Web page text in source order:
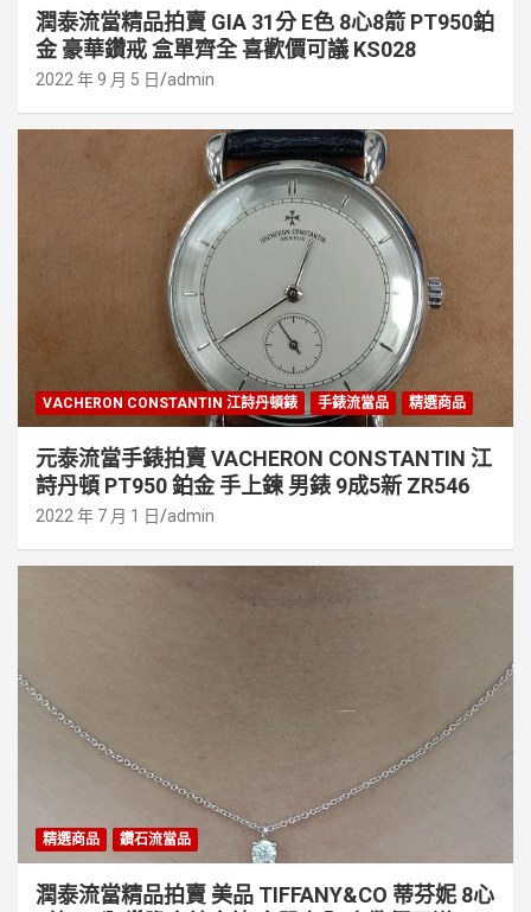
潤泰流當精品拍賣 GIA 31分 E色 8心8箭 PT950鉑
金 豪華鑽戒 盒單齊全 喜歡價可議 KS028
2022 年 9 月 5 日 admin
VACHERON CONSTANTIN 江詩丹頓錶 手錶流當品 精選商品
元泰流當手錶拍賣 VACHERON CONSTANTIN 江
詩丹頓 PT950 鉑金 手上鍊 男錶 9成5新 ZR546
2022 年 7 月 1 日 admin
精選商品 鑽石流當品
潤泰流當精品拍賣 美品 TIFFANY&CO 蒂芬妮 8心